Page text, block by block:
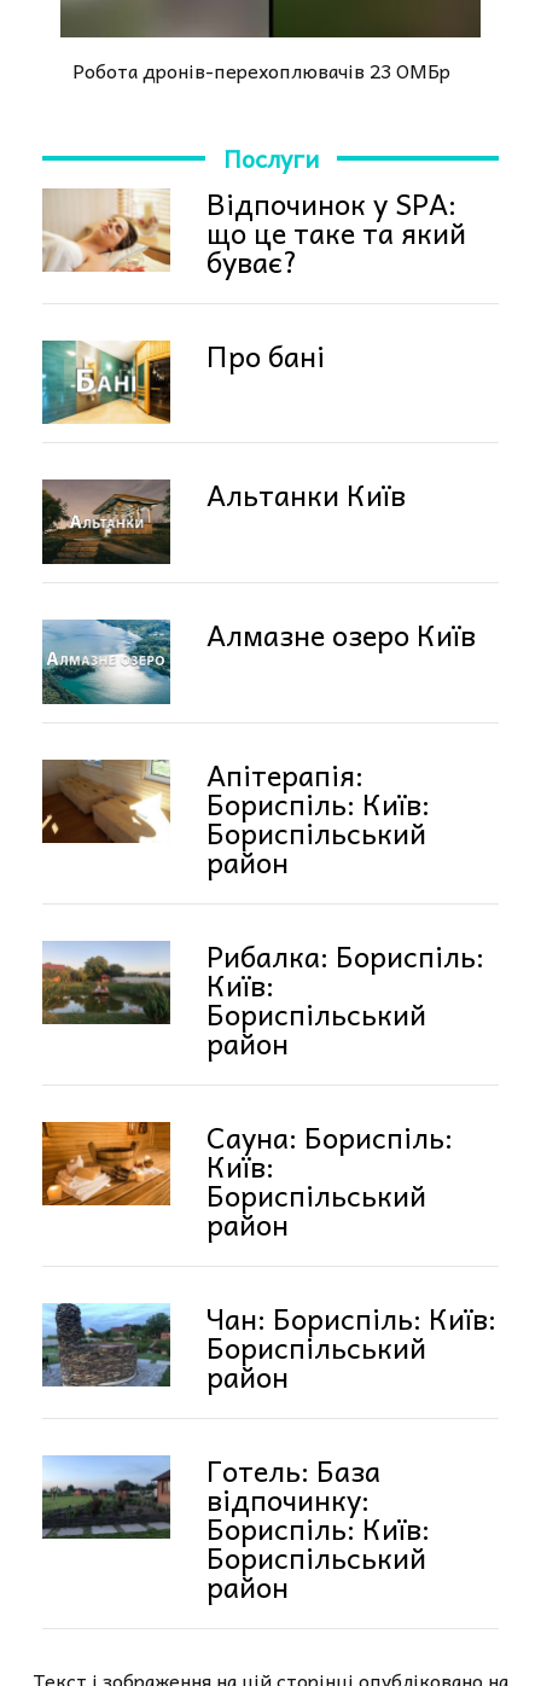
Робота дронів-перехоплювачів 23 ОМБр
Послуги
Відпочинок у SPA:
що це таке та який
буває?
Про бані
Альтанки Київ
Алмазне озеро Київ
Апітерапія:
Бориспіль: Київ:
Бориспільський
район
Рибалка: Бориспіль:
Київ:
Бориспільський
район
Сауна: Бориспіль:
Київ:
Бориспільський
район
Чан: Бориспіль: Київ:
Бориспільський
район
Готель: База
відпочинку:
Бориспіль: Київ:
Бориспільський
район
Текст і зображення на цій сторінці опубліковано на